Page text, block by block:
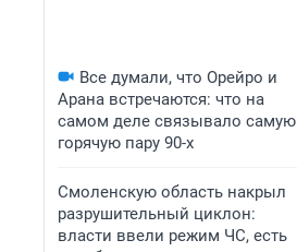
Все думали, что Орейро и
Арана встречаются: что на
самом деле связывало самую
горячую пару 90-х
Смоленскую область накрыл
разрушительный циклон:
власти ввели режим ЧС, есть